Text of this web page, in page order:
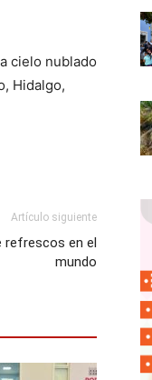
cielo nublado
Hidalgo,
Artículo siguiente
refrescos en el
mundo